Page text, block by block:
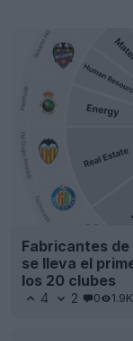
Fabricantes de
se lleva el
los 20 clubes
4 2 0 1.9K